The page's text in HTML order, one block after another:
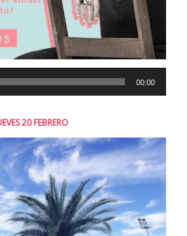
00:00
20 FEBRERO